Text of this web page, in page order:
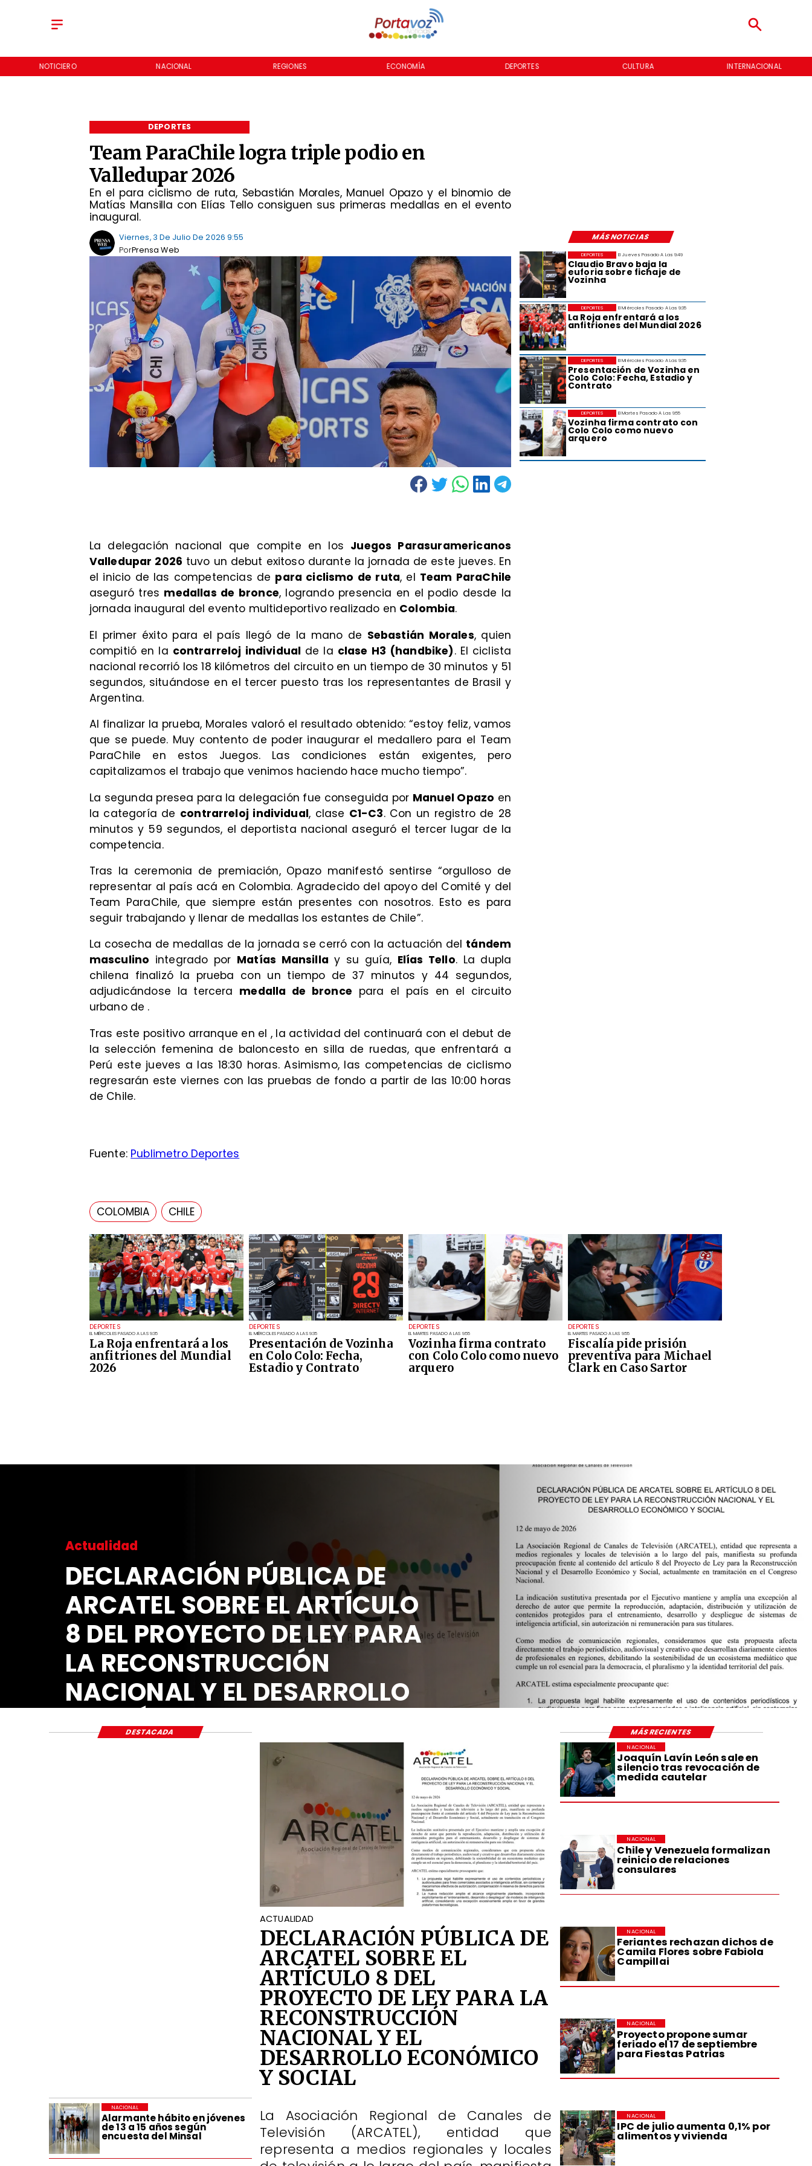
NOTICIERO NACIONAL REGIONES ECONOMÍA DEPORTES CULTURA INTERNACIONAL
Team ParaChile logra triple podio en
Valledupar 2026
En el para ciclismo de ruta, Sebastián Morales, Manuel Opazo y el binomio de
Matías Mansilla con Elías Tello consiguen sus primeras medallas en el evento
inaugural.
DEPORTES
MÁS NOTICIAS
Viernes, 3 De Julio De 2026 9:55
Prensa Web
Por
DEPORTES
EL MIÉRCOLES PASADO A LAS 9:35
La Roja enfrentará a los
anfitriones del Mundial
2026
DEPORTES
EL MIÉRCOLES PASADO A LAS 9:35
Presentación de Vozinha
en Colo Colo: Fecha,
Estadio y Contrato
DEPORTES
EL MARTES PASADO A LAS 9:55
Vozinha firma contrato
con Colo Colo como nuevo
arquero
DEPORTES
EL MARTES PASADO A LAS 9:55
Fiscalía pide prisión
preventiva para Michael
Clark en Caso Sartor
El Jueves Pasado A Las 9:49
Claudio Bravo baja la
euforia sobre fichaje de
Vozinha
DEPORTES
El Miércoles Pasado A Las 9:35
La Roja enfrentará a los
anfitriones del Mundial 2026
DEPORTES
El Miércoles Pasado A Las 9:35
Presentación de Vozinha en
Colo Colo: Fecha, Estadio y
Contrato
DEPORTES
El Martes Pasado A Las 9:55
Vozinha firma contrato con
Colo Colo como nuevo
arquero
DEPORTES
La delegación nacional que compite en los Juegos Parasuramericanos
Valledupar 2026 tuvo un debut exitoso durante la jornada de este jueves. En
el inicio de las competencias de para ciclismo de ruta, el Team ParaChile
aseguró tres medallas de bronce, logrando presencia en el podio desde la
jornada inaugural del evento multideportivo realizado en Colombia.
El primer éxito para el país llegó de la mano de Sebastián Morales, quien
compitió en la contrarreloj individual de la clase H3 (handbike). El ciclista
nacional recorrió los 18 kilómetros del circuito en un tiempo de 30 minutos y 51
segundos, situándose en el tercer puesto tras los representantes de Brasil y
Argentina.
Al finalizar la prueba, Morales valoró el resultado obtenido: “estoy feliz, vamos
que se puede. Muy contento de poder inaugurar el medallero para el Team
ParaChile en estos Juegos. Las condiciones están exigentes, pero
capitalizamos el trabajo que venimos haciendo hace mucho tiempo”.
La segunda presea para la delegación fue conseguida por Manuel Opazo en
la categoría de contrarreloj individual, clase C1-C3. Con un registro de 28
minutos y 59 segundos, el deportista nacional aseguró el tercer lugar de la
competencia.
Tras la ceremonia de premiación, Opazo manifestó sentirse “orgulloso de
representar al país acá en Colombia. Agradecido del apoyo del Comité y del
Team ParaChile, que siempre están presentes con nosotros. Esto es para
seguir trabajando y llenar de medallas los estantes de Chile”.
La cosecha de medallas de la jornada se cerró con la actuación del tándem
masculino integrado por Matías Mansilla y su guía, Elías Tello. La dupla
chilena finalizó la prueba con un tiempo de 37 minutos y 44 segundos,
adjudicándose la tercera medalla de bronce para el país en el circuito
urbano de .
Tras este positivo arranque en el , la actividad del continuará con el debut de
la selección femenina de baloncesto en silla de ruedas, que enfrentará a
Perú este jueves a las 18:30 horas. Asimismo, las competencias de ciclismo
regresarán este viernes con las pruebas de fondo a partir de las 10:00 horas
de Chile.
Fuente: Publimetro Deportes
COLOMBIA CHILE
Actualidad
DECLARACIÓN PÚBLICA DE
ARCATEL SOBRE EL ARTÍCULO
8 DEL PROYECTO DE LEY PARA
LA RECONSTRUCCIÓN
NACIONAL Y EL DESARROLLO
ECONÓMICO Y SOCIAL
Joaquín Lavín León sale en
silencio tras revocación de
medida cautelar
NACIONAL
Chile y Venezuela formalizan
reinicio de relaciones
consulares
NACIONAL
Feriantes rechazan dichos de
Camila Flores sobre Fabiola
Campillai
NACIONAL
Proyecto propone sumar
feriado el 17 de septiembre
para Fiestas Patrias
NACIONAL
IPC de julio aumenta 0,1% por
alimentos y vivienda
NACIONAL
Alarmante hábito en jóvenes
de 13 a 15 años según
encuesta del Minsal
NACIONAL
ACTUALIDAD
DECLARACIÓN PÚBLICA DE
ARCATEL SOBRE EL
ARTÍCULO 8 DEL
PROYECTO DE LEY PARA LA
RECONSTRUCCIÓN
NACIONAL Y EL
DESARROLLO ECONÓMICO
Y SOCIAL
La Asociación Regional de Canales de
Televisión (ARCATEL), entidad que
representa a medios regionales y locales
DESTACADA MÁS RECIENTES